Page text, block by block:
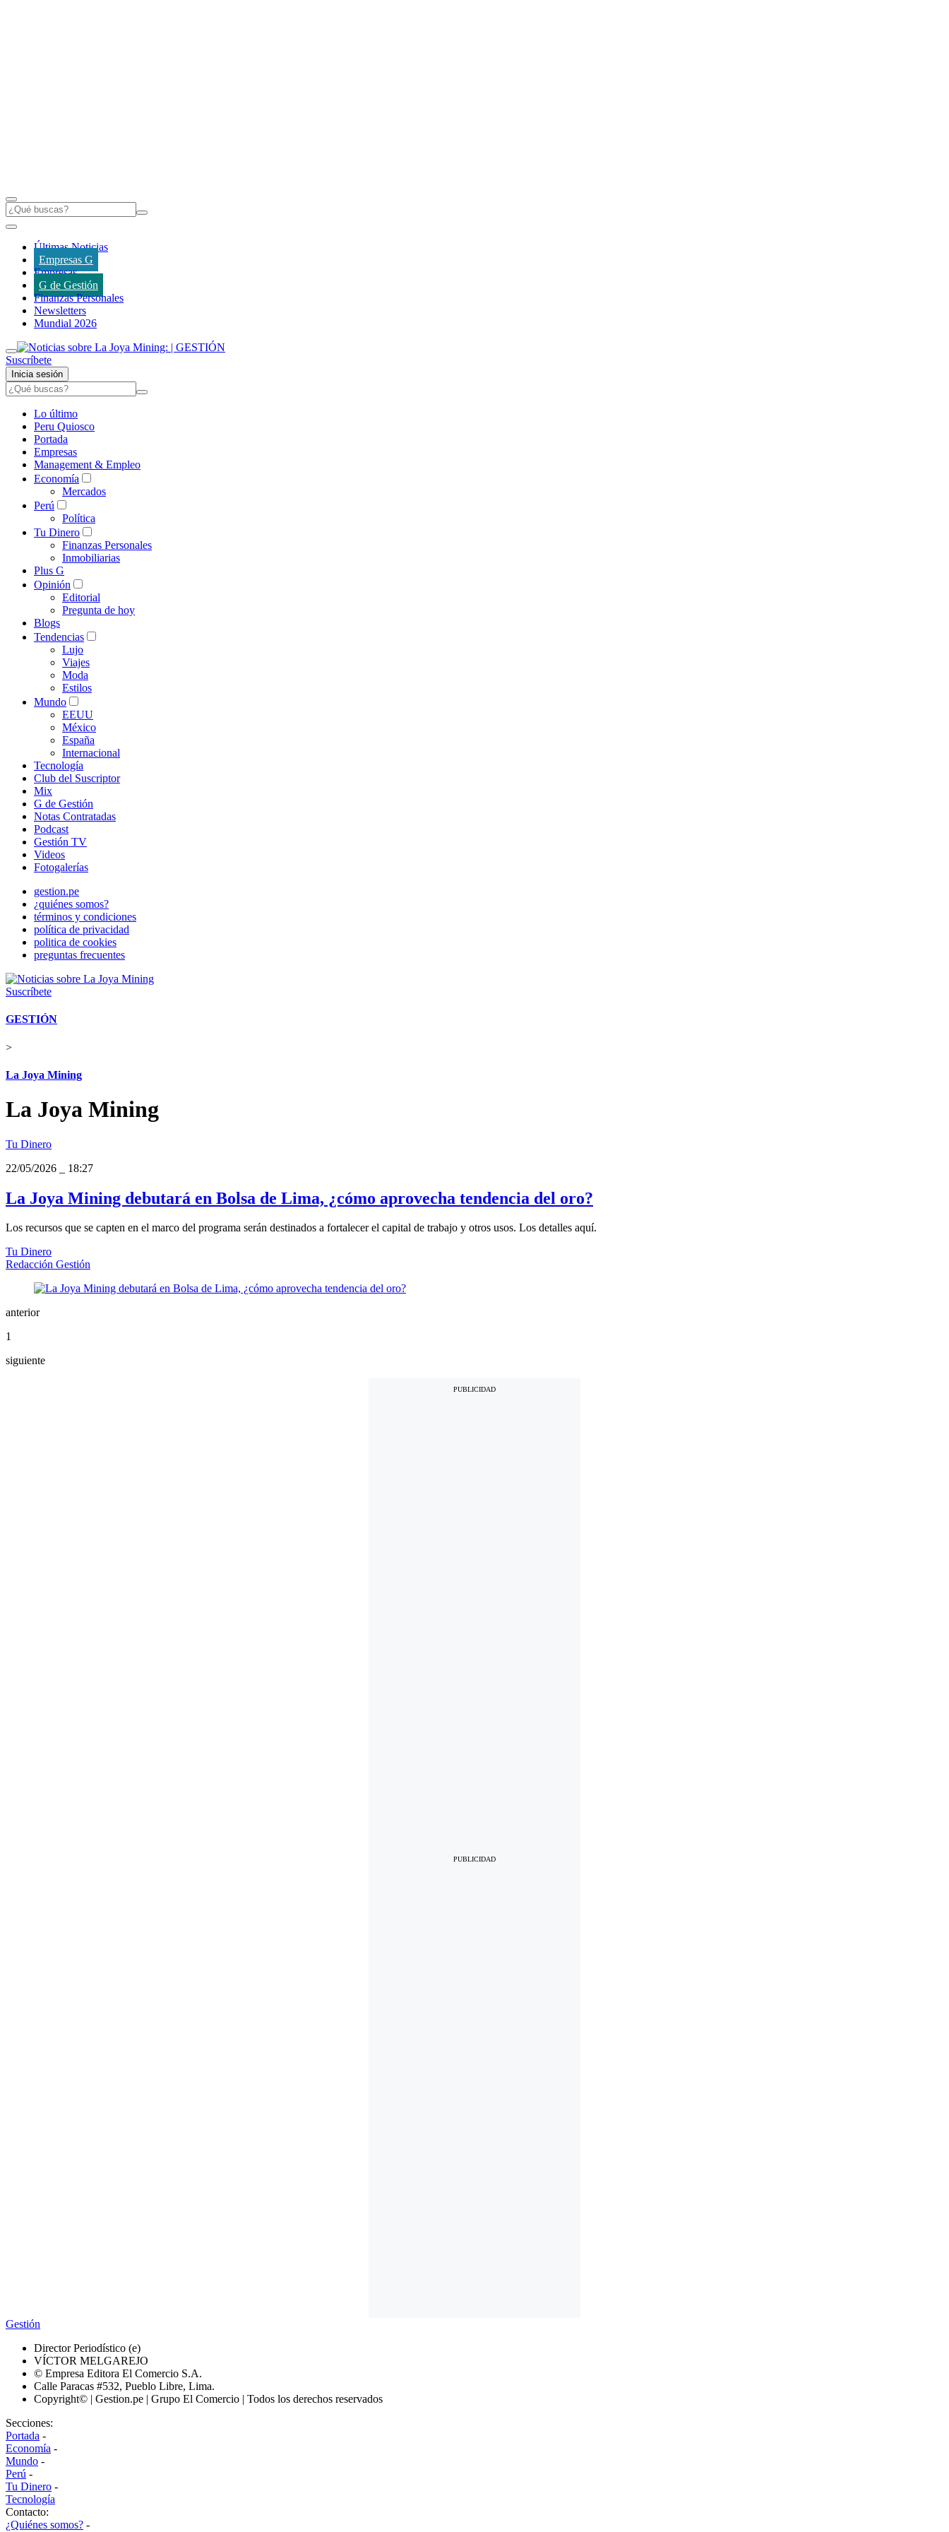
Últimas Noticias
Empresas G
Empresas
G de Gestión
Finanzas Personales
Newsletters
Mundial 2026
Suscríbete
Inicia sesión
Lo último
Peru Quiosco
Portada
Empresas
Management & Empleo
Economía
Mercados
Perú
Política
Tu Dinero
Finanzas Personales
Inmobiliarias
Plus G
Opinión
Editorial
Pregunta de hoy
Blogs
Tendencias
Lujo
Viajes
Moda
Estilos
Mundo
EEUU
México
España
Internacional
Tecnología
Club del Suscriptor
Mix
G de Gestión
Notas Contratadas
Podcast
Gestión TV
Videos
Fotogalerías
gestion.pe
¿quiénes somos?
términos y condiciones
política de privacidad
politica de cookies
preguntas frecuentes
Suscríbete
GESTIÓN
>
La Joya Mining
La Joya Mining
Tu Dinero
22/05/2026
18:27
La Joya Mining debutará en Bolsa de Lima, ¿cómo aprovecha tendencia del oro?
Los recursos que se capten en el marco del programa serán destinados a fortalecer el capital de trabajo y otros usos. Los detalles aquí.
Tu Dinero
Redacción Gestión
anterior
1
siguiente
Gestión
Director Periodístico (e)
VÍCTOR MELGAREJO
© Empresa Editora El Comercio S.A.
Calle Paracas #532, Pueblo Libre, Lima.
Copyright© | Gestion.pe | Grupo El Comercio | Todos los derechos reservados
Secciones:
Portada -
Economía -
Mundo -
Perú -
Tu Dinero -
Tecnología
Contacto:
¿Quiénes somos? -